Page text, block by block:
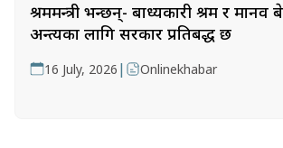
श्रममन्त्री भन्छन्- बाध्यकारी श्रम र
अन्त्यका लागि सरकार प्रतिबद्ध छ
16 July, 2026 | Onlinekhabar